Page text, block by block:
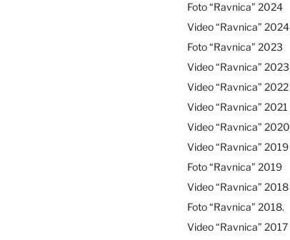
Foto “Ravnica” 2024
Video “Ravnica” 2024
Foto “Ravnica” 2023
Video “Ravnica” 2023
Video “Ravnica” 2022
Video “Ravnica” 2021
Video “Ravnica” 2020
Video “Ravnica” 2019
Foto “Ravnica” 2019
Video “Ravnica” 2018
Foto “Ravnica” 2018.
Video “Ravnica” 2017